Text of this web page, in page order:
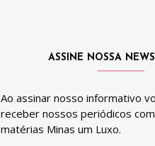
ASSINE NOSSA
Ao assinar nosso informativo
receber nossos periódicos
matérias Minas um Luxo.